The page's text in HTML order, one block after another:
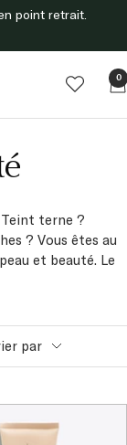
point retrait.
0
Teint terne ?
? Vous êtes au
et beauté. Le
par